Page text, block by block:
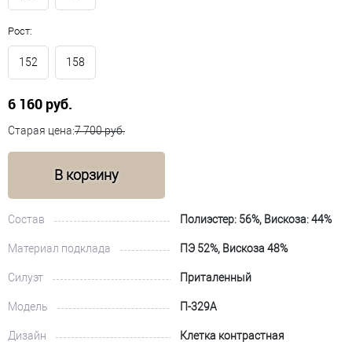
Рост:
152 158
6 160 руб.
Старая цена:7 700 руб.
В корзину
Состав Полиэстер: 56%, Вискоза: 44%
Материал подклада ПЭ 52%, Вискоза 48%
Силуэт Приталенный
Модель П-329А
Дизайн Клетка контрастная